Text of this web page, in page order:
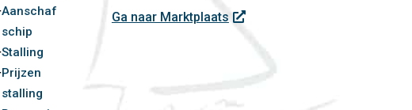
Aanschaf
schip
Stalling
Prijzen
stalling
Ga naar Marktplaats